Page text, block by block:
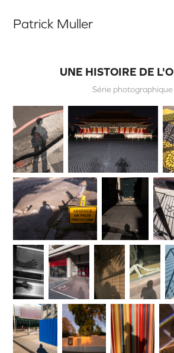
Patrick Muller
UNE HISTOIRE DE
Série photographique